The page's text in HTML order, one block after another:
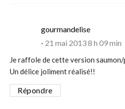
gourmandelisesays:
21 mai 2013 8 h 09 min
Je raffole de cette version
Un délice joliment réalisé!!
Répondre